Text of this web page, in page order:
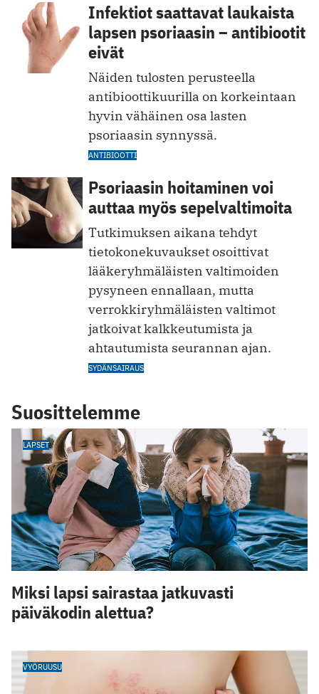
Infektiot saattavat laukaista
lapsen psoriaasin – antibiootit
eivät
Näiden tulosten perusteella
antibioottikuurilla on korkeintaan
hyvin vähäinen osa lasten
psoriaasin synnyssä.
ANTIBIOOTTI
Psoriaasin hoitaminen voi
auttaa myös sepelvaltimoita
Tutkimuksen aikana tehdyt
tietokonekuvaukset osoittivat
lääkeryhmäläisten valtimoiden
pysyneen ennallaan, mutta
verrokkiryhmäläisten valtimot
jatkoivat kalkkeutumista ja
ahtautumista seurannan ajan.
SYDÄNSAIRAUS
Suosittelemme
LAPSET
Miksi lapsi sairastaa jatkuvasti
päiväkodin alettua?
VYÖRUUSU